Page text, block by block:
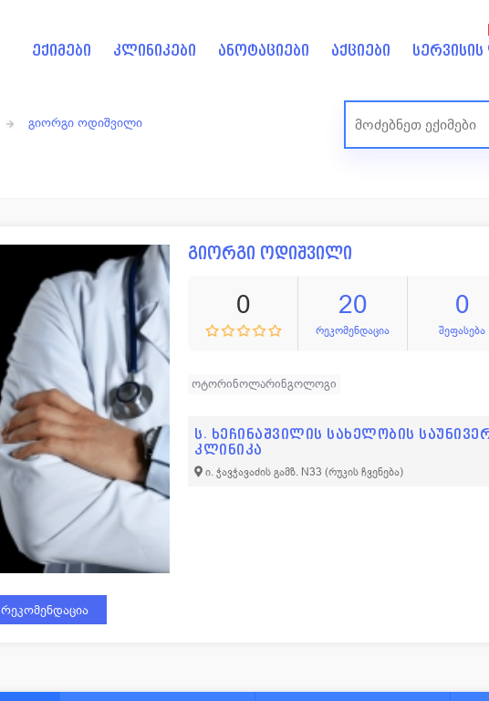
ექიმები კლინიკები ანოტაციები აქციები სერვისის
გიორგი ოდიშვილი
რეკომენდაცია
გიორგი ოდიშვილი
0 20
რეკომენდაცია
0
შეფასება
ოტორინოლარინგოლოგი
ს. ხეჩინაშვილის სახელობის
კლინიკა
ი. ჭავჭავაძის გამზ. N33(რუკის ჩვენება)